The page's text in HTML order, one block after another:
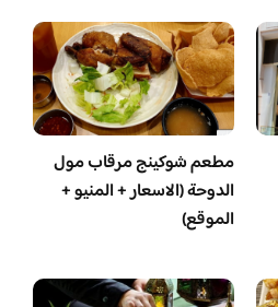
مطعم شوكينج مرقاب مول
الدوحة (الاسعار + المنيو +
الموقع)